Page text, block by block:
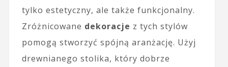
tylko estetyczny, ale także funkcjonalny.
Zróżnicowane dekoracje z tych stylów
pomogą stworzyć spójną aranżację. Użyj
drewnianego stolika, który dobrze